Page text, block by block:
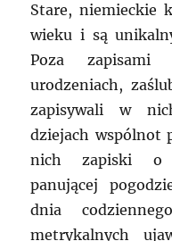
Stare, niemieckie
wieku i są
Poza zapisami
urodzeniach,
zapisywali w
dziejach wspólnot
nich zapiski o
panującej
dnia
metrykalnych